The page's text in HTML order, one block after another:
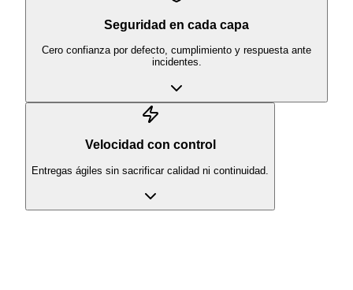
Seguridad en cada capa
Cero confianza por defecto, cumplimiento y respuesta ante
incidentes.
Velocidad con control
Entregas ágiles sin sacrificar calidad ni continuidad.